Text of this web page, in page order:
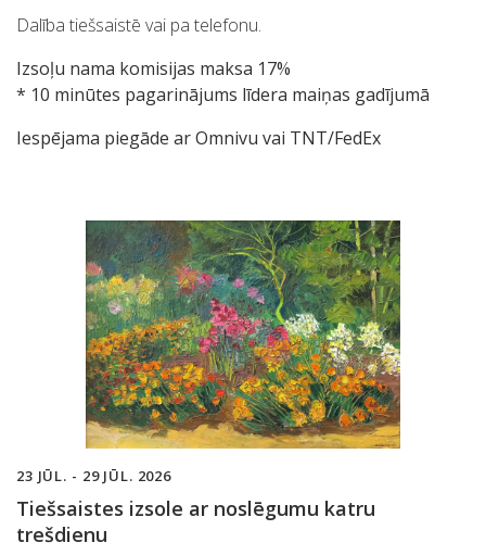
Dalība tiešsaistē vai pa telefonu.
Izsoļu nama komisijas maksa 17%
* 10 minūtes pagarinājums līdera maiņas gadījumā
Iespējama piegāde ar Omnivu vai TNT/FedEx
23 JŪL. - 29 JŪL. 2026
Tiešsaistes izsole ar noslēgumu katru
trešdienu